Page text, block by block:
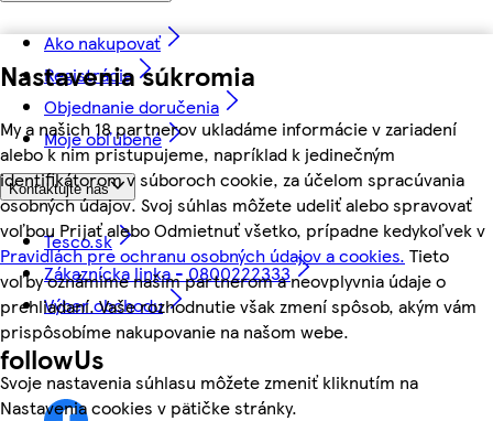
Nastavenia súkromia
My a našich 18 partnerov ukladáme informácie v zariadení
alebo k nim pristupujeme, napríklad k jedinečným
identifikátorom v súboroch cookie, za účelom spracúvania
osobných údajov. Svoj súhlas môžete udeliť alebo spravovať
voľbou Prijať alebo Odmietnuť všetko, prípadne kedykoľvek v
Pravidlách pre ochranu osobných údajov a cookies. Tieto
voľby oznámime našim partnerom a neovplyvnia údaje o
prehliadaní. Vaše rozhodnutie však zmení spôsob, akým vám
prispôsobíme nakupovanie na našom webe.
Svoje nastavenia súhlasu môžete zmeniť kliknutím na
Nastavenia cookies v pätičke stránky.
Ako nakupovať
Registrácia
Objednanie doručenia
Moje obľúbené
Kontaktujte nás
Tesco.sk
Zákaznícka linka - 0800222333
Výber obchodu
followUs